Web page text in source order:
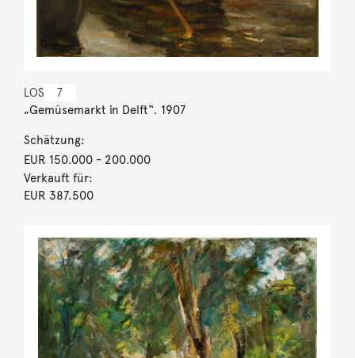
LOS 7
„Gemüsemarkt in Delft“. 1907
Schätzung:
EUR 150.000- 200.000
Verkauft für:
EUR 387.500